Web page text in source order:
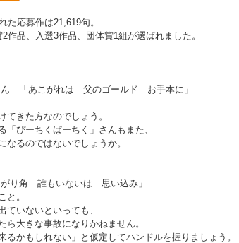
た応募作は21,619句。
作品、入選3作品、団体賞1組が選ばれました。
「あこがれは 父のゴールド お手本に」
てきた方なのでしょう。
ぴーちくぱーちく」さんもまた、
るのではないでしょうか。
がり角 誰もいないは 思い込み」
と。
いないといっても、
大きな事故になりかねません。
るかもしれない」と仮定してハンドルを握りましょう。